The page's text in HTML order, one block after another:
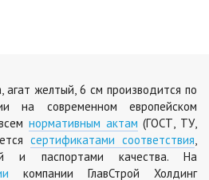
агат желтый, 6 см производится по
на современном европейском
нормативным актам (ГОСТ, ТУ,
сертификатами соответствия
и паспортами качества. На
компании ГлавСтрой Холдинг